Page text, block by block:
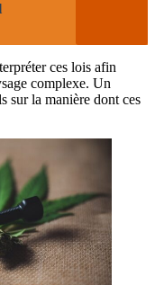
ces lois afin
complexe. Un
sur la manière dont ces